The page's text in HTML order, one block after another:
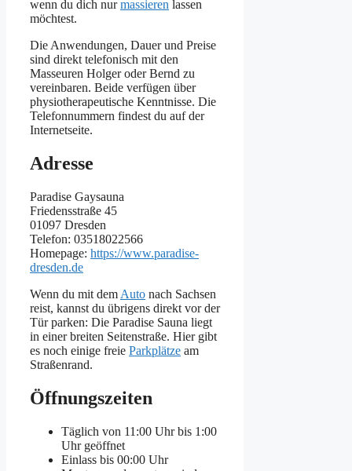
wenn du dich nurmassieren lassen
möchtest.
Die Anwendungen, Dauer und Preise
sind direkt telefonisch mit den
Masseuren Holger oder Bernd zu
vereinbaren. Beide verfügen über
physiotherapeutische Kenntnisse. Die
Telefonnummern findest du auf der
Internetseite.
Adresse
Paradise Gaysauna
Friedensstraße 45
01097 Dresden
Telefon: 03518022566
Homepage: https://www.paradise-
dresden.de
Wenn du mit dem Auto nach Sachsen
reist, kannst du übrigens direkt vor der
Tür parken: Die Paradise Sauna liegt
in einer breiten Seitenstraße. Hier gibt
es noch einige freie Parkplätze am
Straßenrand.
Öffnungszeiten
Täglich von 11:00 Uhr bis 1:00
Uhr geöffnet
Einlass bis 00:00 Uhr